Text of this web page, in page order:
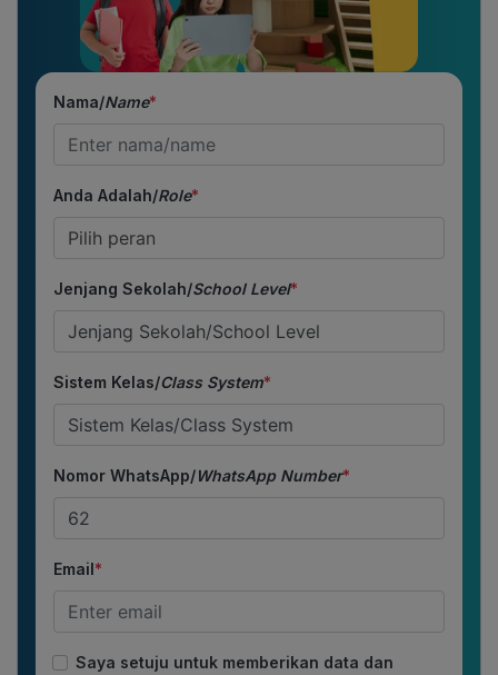
Nama/Name*
Anda Adalah/Role*
Jenjang Sekolah/School Level*
Sistem Kelas/Class System*
Nomor WhatsApp/WhatsApp Number*
Email*
Saya setuju untuk memberikan data dan